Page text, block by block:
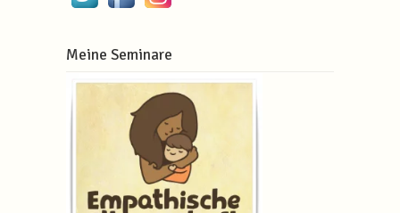
Meine Seminare